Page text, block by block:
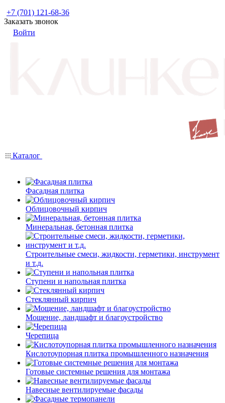
+7 (701) 121-68-36
Заказать звонок
Войти
Каталог
Фасадная плитка
Облицовочный кирпич
Минеральная, бетонная плитка
Строительные смеси, жидкости, герметики, инструмент
и т.д.
Ступени и напольная плитка
Cтеклянный кирпич
Мощение, ландшафт и благоустройство
Черепица
Кислотоупорная плитка промышленного назначения
Готовые системные решения для монтажа
Навесные вентилируемые фасады